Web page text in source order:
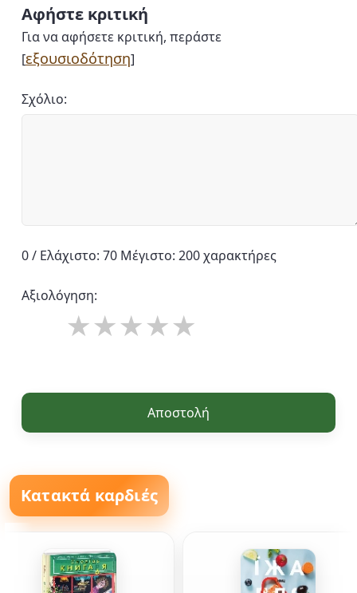
Αφήστε κριτική
Για να αφήσετε κριτική, περάστε
[εξουσιοδότηση]
Σχόλιο:
0 / Ελάχιστο: 70 Μέγιστο: 200 χαρακτήρες
Αξιολόγηση:
Αποστολή
Κατακτά καρδιές